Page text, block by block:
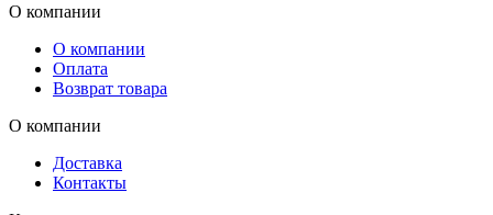
О компании
О компании
Оплата
Возврат товара
О компании
Доставка
Контакты